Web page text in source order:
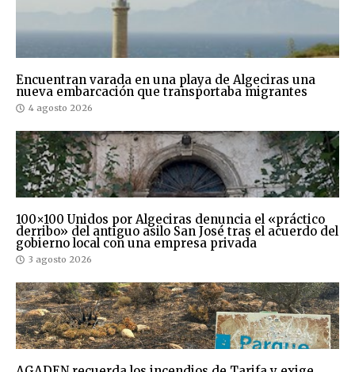
Encuentran varada en una playa de Algeciras una
nueva embarcación que transportaba migrantes
4 agosto 2026
100×100 Unidos por Algeciras denuncia el «práctico
derribo» del antiguo asilo San José tras el acuerdo del
gobierno local con una empresa privada
3 agosto 2026